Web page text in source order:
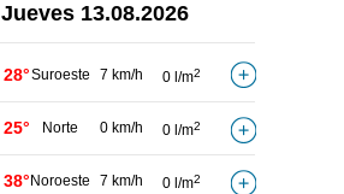
Jueves 13.08.2026
28°Suroeste 7 km/h 0 l/m2
25° Norte 0 km/h 0 l/m2
38° Noroeste 7 km/h 0 l/m2